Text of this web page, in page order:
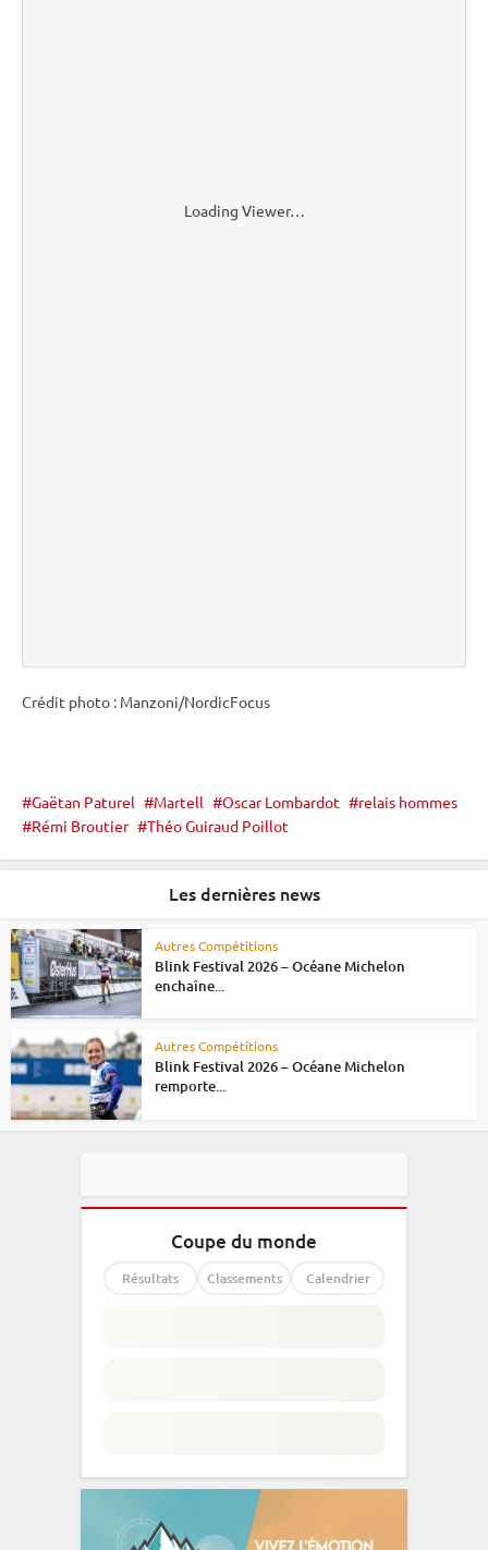
Loading Viewer…
Crédit photo : Manzoni/NordicFocus
Gaëtan Paturel Martell Oscar Lombardot
relais hommes
Rémi Broutier
Théo Guiraud Poillot
Les dernières news
Autres Compétitions
Blink Festival 2026 – Océane Michelon
enchaîne...
Autres Compétitions
Blink Festival 2026 – Océane Michelon
remporte...
Coupe du monde
Résultats Classements Calendrier